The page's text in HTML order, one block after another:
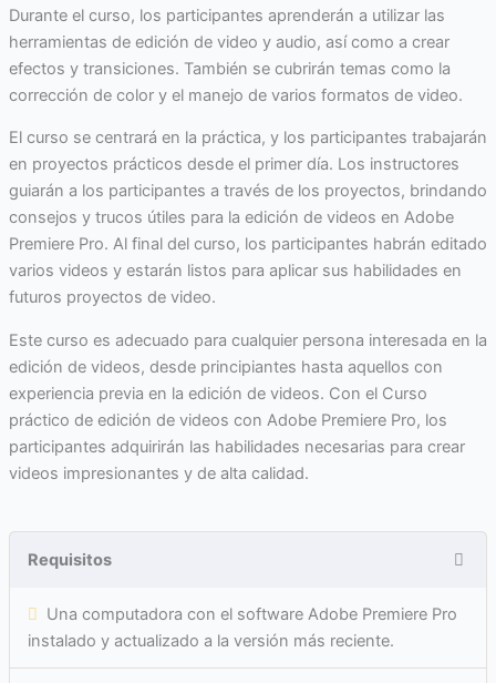
Durante el curso, los participantes aprenderán a utilizar las
herramientas de edición de video y audio, así como a crear
efectos y transiciones. También se cubrirán temas como la
corrección de color y el manejo de varios formatos de video.
El curso se centrará en la práctica, y los participantes trabajarán
en proyectos prácticos desde el primer día. Los instructores
guiarán a los participantes a través de los proyectos, brindando
consejos y trucos útiles para la edición de videos en Adobe
Premiere Pro. Al final del curso, los participantes habrán editado
varios videos y estarán listos para aplicar sus habilidades en
futuros proyectos de video.
Este curso es adecuado para cualquier persona interesada en la
edición de videos, desde principiantes hasta aquellos con
experiencia previa en la edición de videos. Con el Curso
práctico de edición de videos con Adobe Premiere Pro, los
participantes adquirirán las habilidades necesarias para crear
videos impresionantes y de alta calidad.
Requisitos
Una computadora con el software Adobe Premiere Pro
instalado y actualizado a la versión más reciente.